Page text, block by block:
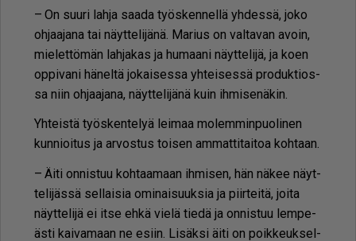
– On suu­ri lah­ja saa­da työs­ken­nel­lä yh­des­sä, joko
oh­jaa­ja­na tai näyt­te­li­jä­nä. Ma­rius on val­ta­van avoin,
mie­let­tö­män lah­ja­kas ja hu­maa­ni näyt­te­li­jä, ja koen
op­pi­va­ni hä­nel­tä jo­kai­ses­sa yh­tei­ses­sä pro­duk­ti­os­
sa niin oh­jaa­ja­na, näyt­te­li­jä­nä kuin ih­mi­se­nä­kin.
Yh­teis­tä työs­ken­te­lyä lei­maa mo­lem­min­puo­li­nen
kun­ni­oi­tus ja ar­vos­tus toi­sen am­mat­ti­tai­toa koh­taan.
– Äi­ti on­nis­tuu koh­taa­maan ih­mi­sen, hän nä­kee näyt­
te­li­jäs­sä sel­lai­sia omi­nai­suuk­sia ja piir­tei­tä, joi­ta
näyt­te­li­jä ei it­se eh­kä vie­lä tie­dä ja on­nis­tuu lem­pe­
äs­ti kai­va­maan ne esiin. Li­säk­si äi­ti on poik­keuk­sel­